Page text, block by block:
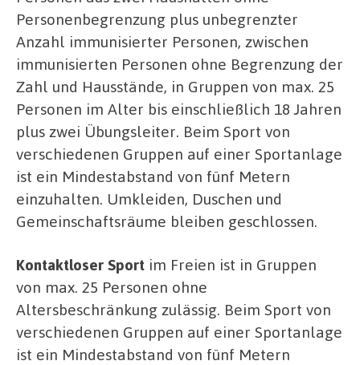
Personenbegrenzung plus unbegrenzter
Anzahl immunisierter Personen, zwischen
immunisierten Personen ohne Begrenzung der
Zahl und Hausstände, in Gruppen von max. 25
Personen im Alter bis einschließlich 18 Jahren
plus zwei Übungsleiter. Beim Sport von
verschiedenen Gruppen auf einer Sportanlage
ist ein Mindestabstand von fünf Metern
einzuhalten. Umkleiden, Duschen und
Gemeinschaftsräume bleiben geschlossen.
Kontaktloser Sport im Freien ist in Gruppen
von max. 25 Personen ohne
Altersbeschränkung zulässig. Beim Sport von
verschiedenen Gruppen auf einer Sportanlage
ist ein Mindestabstand von fünf Metern